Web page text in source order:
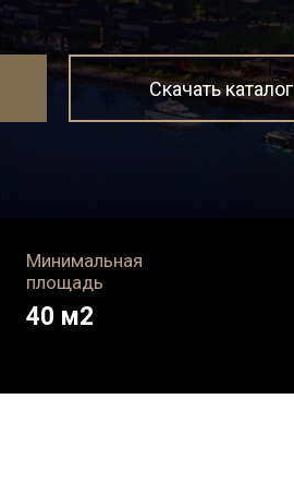
Скачать каталог
Минимальная
площадь
40 м2